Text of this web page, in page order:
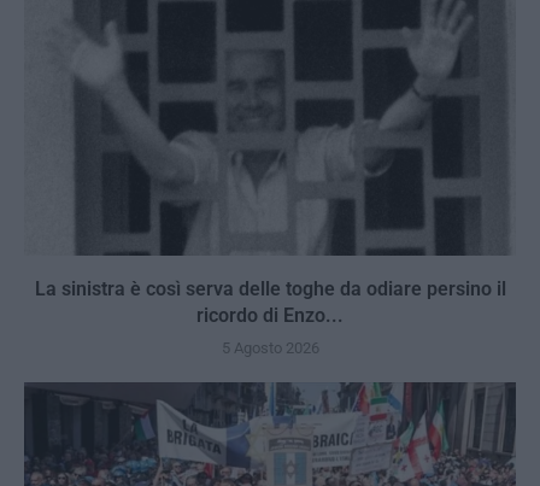
La sinistra è così serva delle toghe da odiare persino il
ricordo di Enzo...
5 Agosto 2026